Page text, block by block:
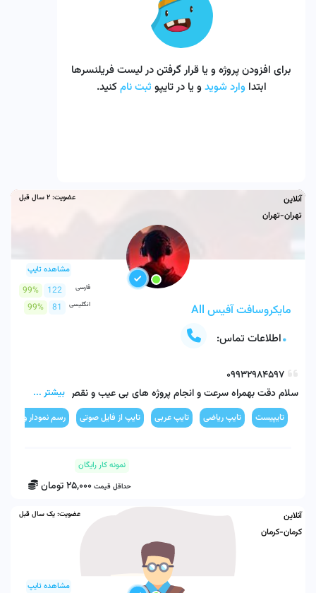
برای افزودن پروژه و یا قرار گرفتن در لیست فریلنسرها
ابتداوارد شویدو یا در تایپو ثبت نامکنید.
آنلاین
تهران-تهران
عضویت: 2 سال قبل
مشاهده تایپ
122
99% فارسی
81
99% انگلیسی مایکروسافت آفیس All
اطلاعات تماس:
تایپیست تایپ ریاضی تایپ عربی تایپ از فایل صوتی رسم نمودار و چارت
سلام دقت بهمراه سرعت و انجام پروژه های بی عیب و نقص هنر و
بیشتر ...
نمونه کار رایگان
حداقل قیمت 25,000تومان
آنلاین
کرمان-کرمان
عضویت: یک سال قبل
مشاهده تایپ